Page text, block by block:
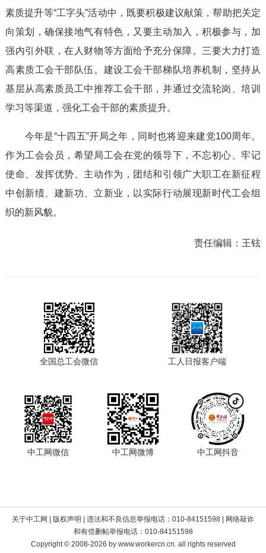
素质提升等“工字头”活动中，既要积极建议献策，帮助把关定
向策划，确保接地气有特色，又要主动加入，积极参与，加
强内引外联，在人财物等方面给予充分保障。三要大力打造
高素质工会干部队伍。建设工会干部梯队培养机制，坚持从
基层从高素质员工中推荐工会干部，并通过交流轮岗、培训
学习等渠道，强化工会干部的素质提升。
今年是“十四五”开局之年，同时也将迎来建党100周年。
作为工会会员，希望局工会在党的领导下，不忘初心、牢记
使命、发挥优势、主动作为，团结和引领广大职工在新征程
中创新绩、建新功、立新业，以实际行动展现新时代工会组
织的新风貌。
责任编辑： 王铉
全国总工会微信 工人日报客户端
中工网微信 中工网微博 中工网抖音
关于中工网 | 版权声明 | 违法和不良信息举报电话：010-84151598 | 网络敲诈
和有偿删帖举报电话：010-84151598
Copyright © 2008-2026 by www.workercn.cn. all rights reserved